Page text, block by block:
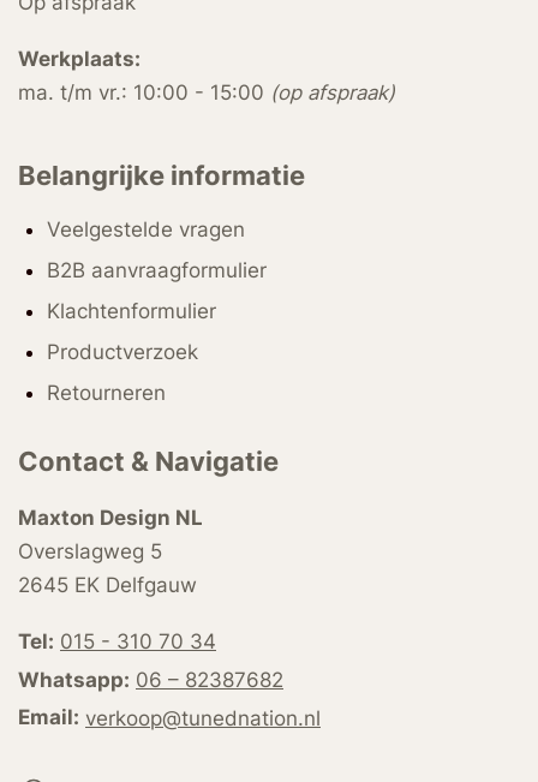
Werkplaats:
ma. t/m vr.: 10:00 - 15:00 (op afspraak)
Belangrijke informatie
Veelgestelde vragen
B2B aanvraagformulier
Klachtenformulier
Productverzoek
Retourneren
Contact & Navigatie
Maxton Design NL
Overslagweg 5
2645 EK Delfgauw
Tel: 015 - 310 70 34
Whatsapp: 06 – 82387682
Email: verkoop@tunednation.nl